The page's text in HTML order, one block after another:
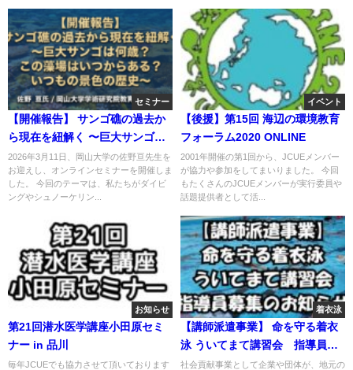
セミナー
【開催報告】 サンゴ礁の過去か
ら現在を紐解く 〜巨大サンゴは
何歳？ この藻場はいつからあ
る？ いつもの景色の歴史〜 佐野
亘氏/岡山大学学術研究院教育学
2026年3月11日、岡山大学の佐野亘先生を
お迎えし、オンラインセミナーを開催しま
した。 今回のテーマは、私たちがダイビ
ングやシュノーケリン...
イベント
【後援】第15回 海辺の環境教育
フォーラム2020 ONLINE
2001年開催の第1回から、JCUEメンバー
が協力や参加をしてまいりました。 今回
もたくさんのJCUEメンバーが実行委員や
話題提供者として活...
お知らせ
第21回潜水医学講座小田原セミ
ナー in 品川
毎年JCUEでも協力させて頂いております
着衣泳
【講師派遣事業】 命を守る着衣
泳 ういてまて講習会 指導員募
集のお知らせ
社会貢献事業として企業や団体が、地元の